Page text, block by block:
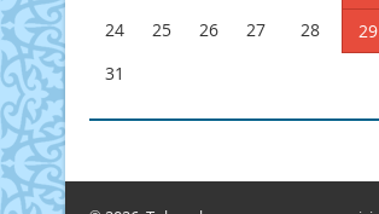
24
25 26 27 28 29
31